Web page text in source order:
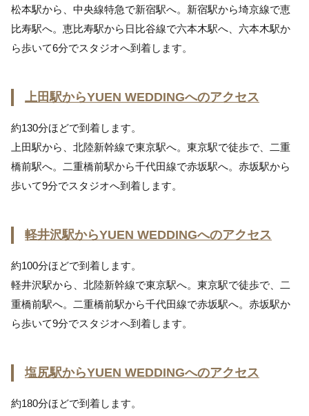
松本駅から、中央線特急で新宿駅へ。新宿駅から埼京線で恵
比寿駅へ。恵比寿駅から日比谷線で六本木駅へ、六本木駅か
ら歩いて6分でスタジオへ到着します。
上田駅からYUEN WEDDINGへのアクセス
約130分ほどで到着します。
上田駅から、北陸新幹線で東京駅へ。東京駅で徒歩で、二重
橋前駅へ。二重橋前駅から千代田線で赤坂駅へ。赤坂駅から
歩いて9分でスタジオへ到着します。
軽井沢駅からYUEN WEDDINGへのアクセス
約100分ほどで到着します。
軽井沢駅から、北陸新幹線で東京駅へ。東京駅で徒歩で、二
重橋前駅へ。二重橋前駅から千代田線で赤坂駅へ。赤坂駅か
ら歩いて9分でスタジオへ到着します。
塩尻駅からYUEN WEDDINGへのアクセス
約180分ほどで到着します。